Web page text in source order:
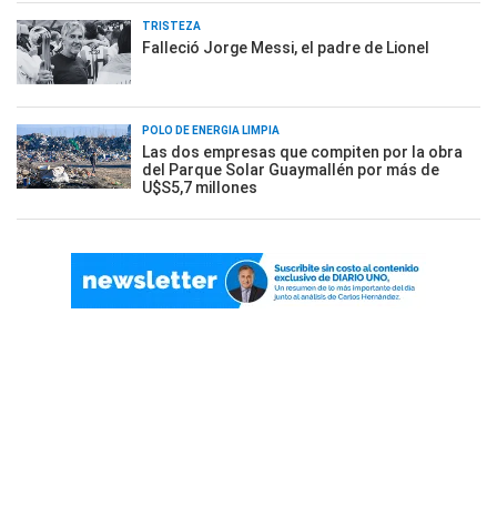
TRISTEZA
Falleció Jorge Messi, el padre de Lionel
POLO DE ENERGÍA LIMPIA
Las dos empresas que compiten por la obra
del Parque Solar Guaymallén por más de
U$S5,7 millones